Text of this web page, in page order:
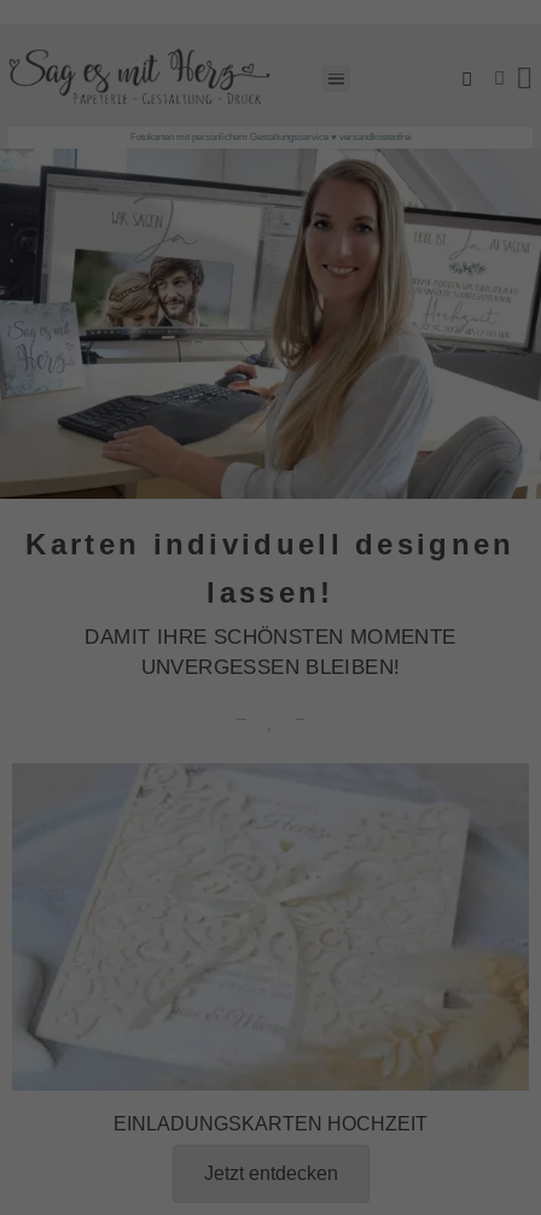
Fotokarten mit persönlichem Gestaltungsservice ♥ versandkostenfrei
EINLADUNGSKARTEN GESTALTEN LASSEN!
Karten individuell designen
lassen!
DAMIT IHRE SCHÖNSTEN MOMENTE
UNVERGESSEN BLEIBEN!
EINLADUNGSKARTEN HOCHZEIT
Jetzt entdecken